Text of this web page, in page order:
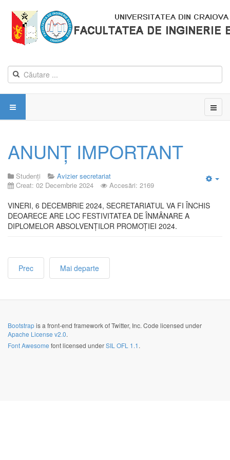
ANUNȚ IMPORTANT
Studenți
Avizier secretariat
Creat: 02 Decembrie 2024
Accesări: 2169
VINERI, 6 DECEMBRIE 2024, SECRETARIATUL VA FI ÎNCHIS
DEOARECE ARE LOC FESTIVITATEA DE ÎNMÂNARE A
DIPLOMELOR ABSOLVENȚILOR PROMOȚIEI 2024.
Prec Mai departe
Bootstrapis a front-end framework of Twitter, Inc. Code licensed under
Apache License v2.0.
Font Awesome font licensed underSIL OFL 1.1.